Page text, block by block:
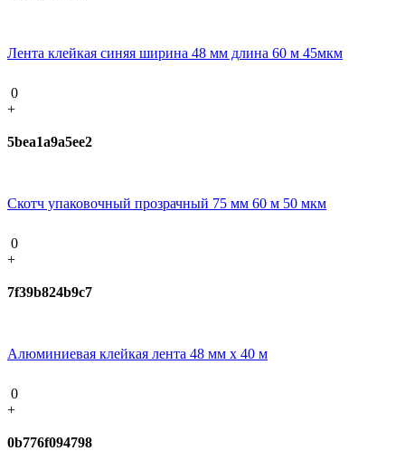
Лента клейкая синяя ширина 48 мм длина 60 м 45мкм
0
+
5bea1a9a5ee2
Скотч упаковочный прозрачный 75 мм 60 м 50 мкм
0
+
7f39b824b9c7
Алюминиевая клейкая лента 48 мм х 40 м
0
+
0b776f094798